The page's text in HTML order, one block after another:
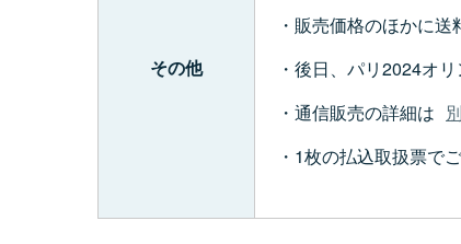
その他
販売価格のほかに送
後日、パリ2024オ
通信販売の詳細は
1枚の払込取扱票で